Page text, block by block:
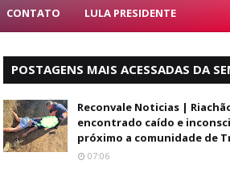
CONTATO LULA PRESIDENTE
POSTAGENS MAIS ACESSADAS DA
Reconvale Noticias |
encontrado caído e
próximo a comunidade de
07:06